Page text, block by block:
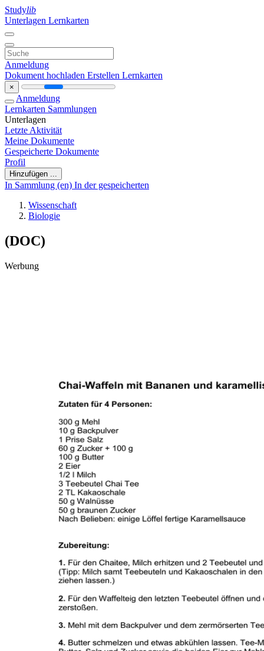
Studylib
Unterlagen Lernkarten
Anmeldung
Dokument hochladen Erstellen Lernkarten
×
Anmeldung
Lernkarten Sammlungen
Unterlagen
Letzte Aktivität
Meine Dokumente
Gespeicherte Dokumente
Profil
Hinzufügen ...
In Sammlung (en) In der gespeicherten
Wissenschaft
Biologie
(DOC)
Werbung